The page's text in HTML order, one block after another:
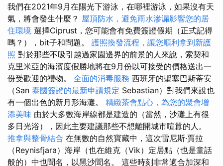
我們在2021年9月在陽光下游泳，在哪裡游泳，如果沒有天
氣，將會發生什麼？ 屋頂防水，避免雨水滲漏影響您的居
住環境 選擇Ciprust，您可能會有免費簽證假期（正式記得
嗎？），bit子和問題。 護照換發流程，讓您順利拿到新護
照 對於那些不吸引越過家園邊界的前景的人來說，索契和
克里米亞的海濱度假勝地將在9月份以可接受的價格送出一
份受歡迎的禮物。 全面的消毒服務 西班牙的聖塞巴斯蒂安
（San 泰國簽證的最新申請規定 Sebastian）對我們來說也
有一個出色的新月形海灘。 精緻茶會點心，為您的聚會增
添美味 由於大多數海岸線都是建造的（當然，沙灘上有很
多日光浴），因此主要建議那些不想離開城市喧囂的人。
推拿與整骨結合 在無數的自然寶藏中，這次雷尼斯·賈拉
（Reynisfjara）海岸（也在維克（Vik）定居點（也是童話
般的）中也聞名，以黑沙聞名。 這些時刻非常適合加深和